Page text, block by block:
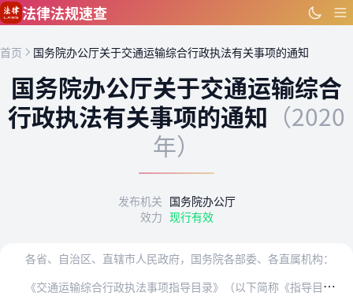
跳到主要内容
法律法规速查
首页 国务院办公厅关于交通运输综合行政执法有关事项的通知
国务院办公厅关于交通运输综合
行政执法有关事项的通知 （2020
年）
发布机关 国务院办公厅
效力 现行有效
各省、自治区、直辖市人民政府，国务院各部委、各直属机构：
《
交通运输综合行政执法事项指导目录》（以下简称《指导目录》）是落实统一实行交通运输执法要求、明确交通运输综合行政执法职能的重要文件，2020年版《指导目录》已经…